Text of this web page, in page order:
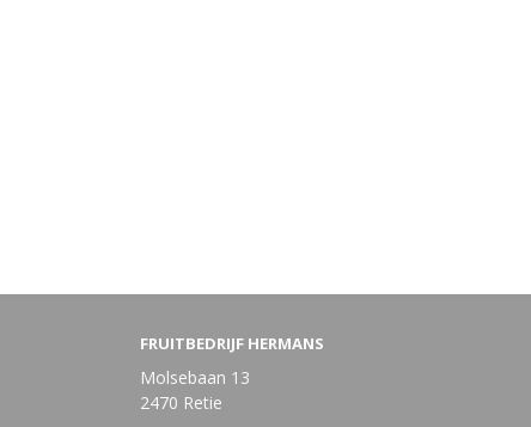
FRUITBEDRIJF HERMANS
Molsebaan 13
2470 Retie